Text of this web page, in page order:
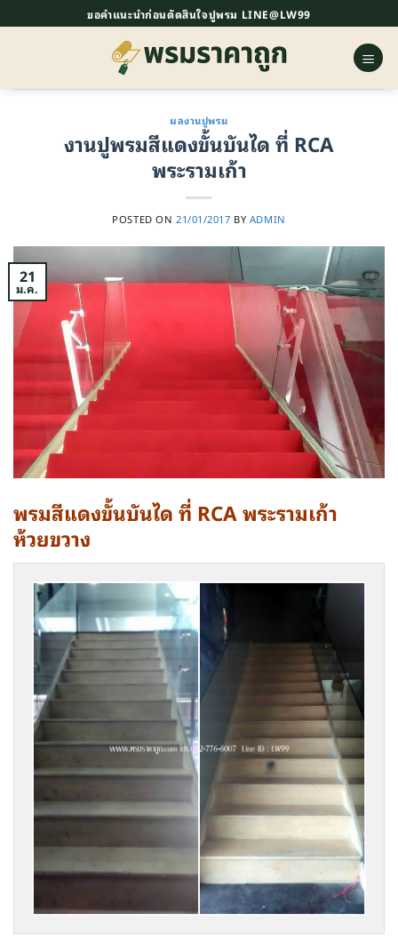
ไป
ขอคำแนะนำก่อนตัดสินใจปูพรม LINE@LW99
ผลงานปูพรม
งานปูพรมสีแดงขั้นบันได ที่ RCA
พระรามเก้า
POSTED ON 21/01/2017 BY ADMIN
21
ม.ค.
พรมสีแดงขั้นบันได ที่ RCA พระรามเก้า
ห้วยขวาง